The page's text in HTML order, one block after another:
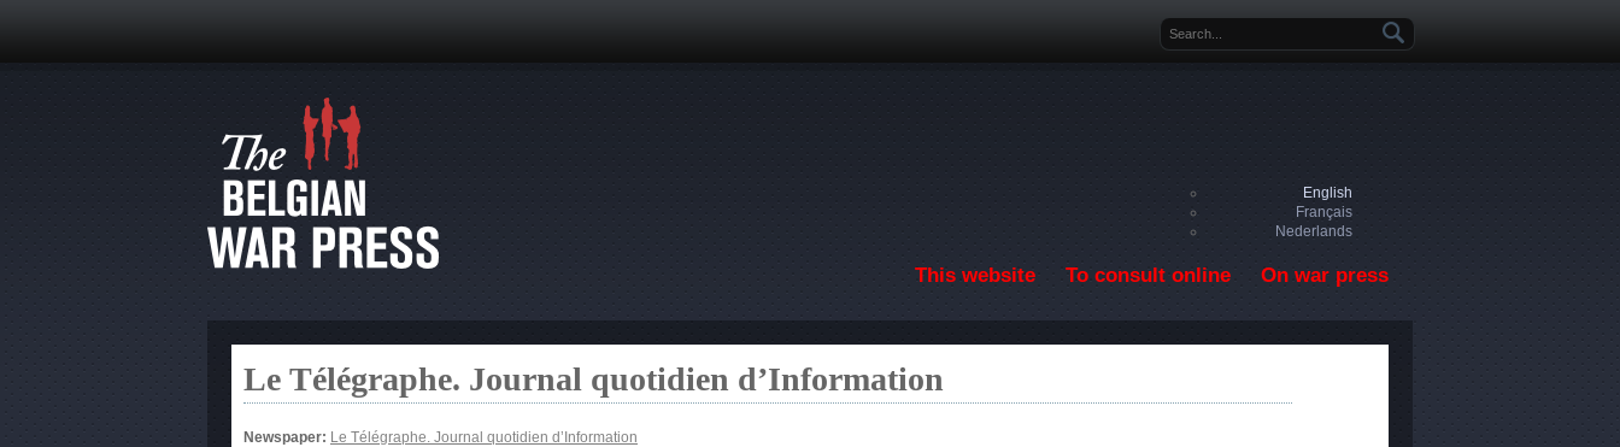
Search form
English
Français
Nederlands
This website To consult online On war press
Le Télégraphe. Journal quotidien d’Information
Newspaper: Le Télégraphe. Journal quotidien d’Information